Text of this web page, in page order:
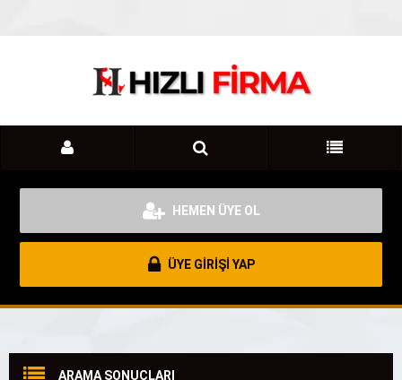
HEMEN ÜYE OL
ÜYE GİRİŞİ YAP
ARAMA SONUÇLARI